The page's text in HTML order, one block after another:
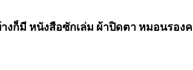
งก็มี หนังสือซักเล่ม ผ้าปิดตา หมอนรอง